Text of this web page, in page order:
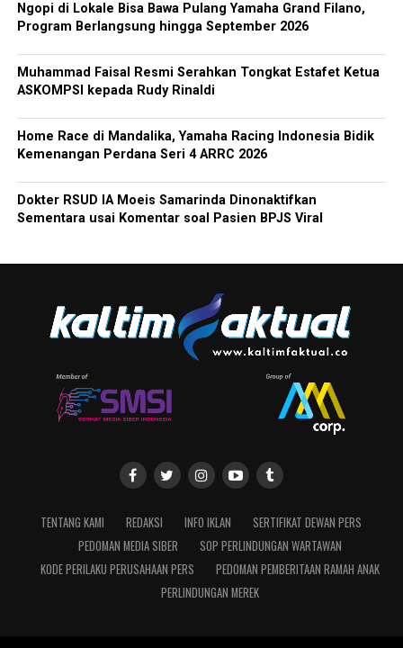
Ngopi di Lokale Bisa Bawa Pulang Yamaha Grand Filano,
Program Berlangsung hingga September 2026
Muhammad Faisal Resmi Serahkan Tongkat Estafet Ketua
ASKOMPSI kepada Rudy Rinaldi
Home Race di Mandalika, Yamaha Racing Indonesia Bidik
Kemenangan Perdana Seri 4 ARRC 2026
Dokter RSUD IA Moeis Samarinda Dinonaktifkan
Sementara usai Komentar soal Pasien BPJS Viral
TENTANG KAMI REDAKSI INFO IKLAN
SERTIFIKAT DEWAN PERS
PEDOMAN MEDIA SIBER
SOP PERLINDUNGAN WARTAWAN
KODE PERILAKU PERUSAHAAN PERS
PEDOMAN PEMBERITAAN RAMAH ANAK
PERLINDUNGAN MEREK